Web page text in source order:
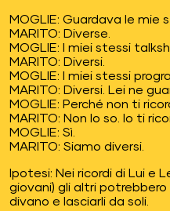
MOGLIE: Guardava le mie
MARITO: Diverse.
MOGLIE: I miei stessi
MARITO: Diversi.
MOGLIE: I miei stessi
MARITO: Diversi. Lei ne
MOGLIE: Perché non ti
MARITO: Non lo so. Io ti
MOGLIE: Sì.
MARITO: Siamo diversi.
Ipotesi: Nei ricordi di Lui e
giovani) gli altri potrebbero
divano e lasciarli da soli.